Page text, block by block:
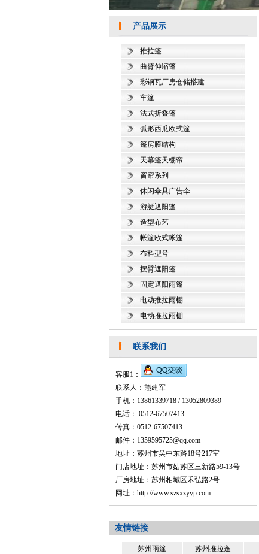
产品展示
推拉篷
曲臂伸缩篷
彩钢瓦厂房仓储搭建
车篷
法式折叠篷
弧形西瓜欧式篷
篷房膜结构
天幕篷天棚帘
窗帘系列
休闲伞具广告伞
游艇遮阳篷
造型布艺
帐篷欧式帐篷
布料型号
摆臂遮阳篷
固定遮阳雨篷
电动推拉雨棚
电动推拉雨棚
联系我们
客服1：
联系人：熊建军
手机：13861339718 / 13052809389
电话： 0512-67507413
传真：0512-67507413
邮件：1359595725@qq.com
地址：苏州市吴中东路18号217室
门店地址：苏州市姑苏区三新路59-13号
厂房地址：苏州相城区禾弘路2号
网址：http://www.szsxzyyp.com
友情链接
苏州雨篷 苏州推拉蓬